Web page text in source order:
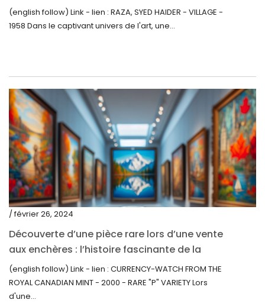
décembre 2020
novembre 2020
septembre 2020
juillet 2020
juin 2020
mai 2020
mars 2020
février 2020
décembre 2019
octobre 2019
septembre 2019
juin 2019
Inattendue
(english follow) Link - lien : RAZA, SYED HAIDER - VILLAGE -
1958 Dans le captivant univers de l'art, une...
/ février 26, 2024
Découverte d’une pièce rare lors d’une vente
aux enchères : l’histoire fascinante de la
Monnaie-Montre de la Monnaie Royale du
Canada (2000) Rare Variété « P »
(english follow) Link - lien : CURRENCY-WATCH FROM THE
ROYAL CANADIAN MINT - 2000 - RARE "P" VARIETY Lors
d'une...